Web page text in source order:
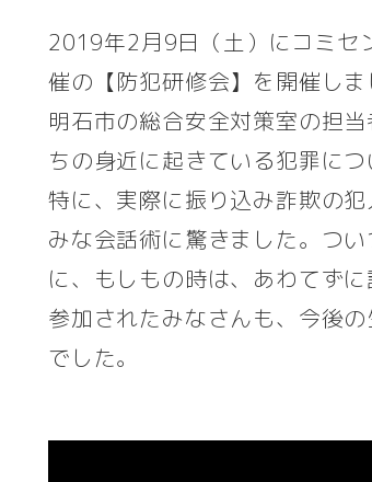
2019年2月9日（土）にコミ
催の【防犯研修会】を開催しま
明石市の総合安全対策室の担
ちの身近に起きている犯罪につ
特に、実際に振り込み詐欺の
みな会話術に驚きました。つ
に、もしもの時は、あわてず
参加されたみなさんも、今後
でした。